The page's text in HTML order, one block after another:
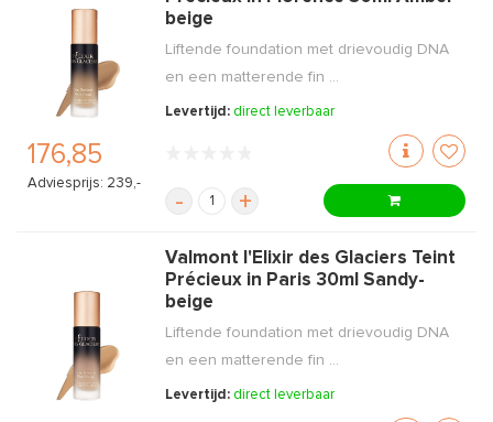
176,85
Adviesprijs: 239,-
beige
Liftende foundation met drievoudig DNA
en een matterende fin ...
Levertijd: direct leverbaar
- +
Valmont l'Elixir des Glaciers Teint
Précieux in Paris 30ml Sandy-
beige
Liftende foundation met drievoudig DNA
en een matterende fin ...
Levertijd: direct leverbaar